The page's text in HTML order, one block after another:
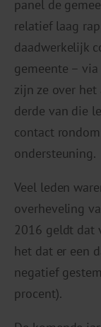
panel de
relatief laag
daadwerkelijk
gemeente –
zijn ze over
derde van die
contact
ondersteuning.
Veel leden
overheveling
2016 geldt dat
het dat er een
negatief
procent).